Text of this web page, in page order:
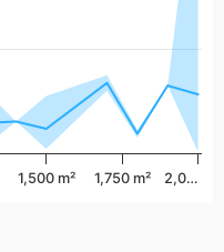
1,500 m² 1,750 m² 2,0…